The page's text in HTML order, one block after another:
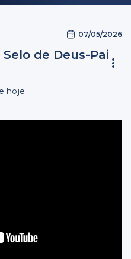
07/05/2026
de Deus-Pai
hoje